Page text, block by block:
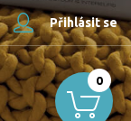
Přihlásit se
Hledat
0